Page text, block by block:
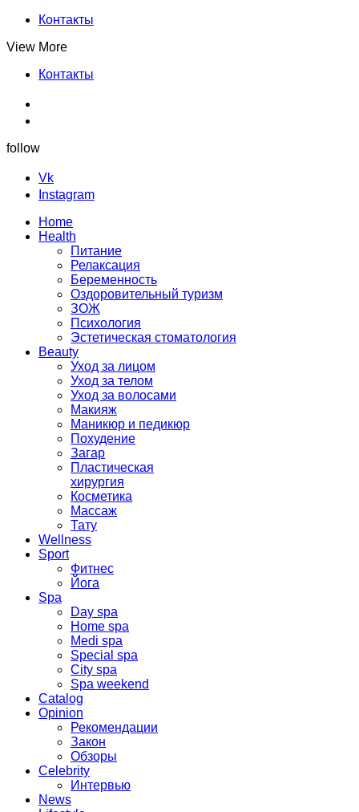
Контакты
View More
Контакты
follow
Vk
Instagram
Home
Health
Питание
Релаксация
Беременность
Оздоровительный туризм
ЗОЖ
Психология
Эстетическая стоматология
Beauty
Уход за лицом
Уход за телом
Уход за волосами
Макияж
Маникюр и педикюр
Похудение
Загар
Пластическая
хирургия
Косметика
Массаж
Тату
Wellness
Sport
Фитнес
Йога
Spa
Day spa
Home spa
Medi spa
Special spa
City spa
Spa weekend
Catalog
Opinion
Рекомендации
Закон
Обзоры
Celebrity
Интервью
News